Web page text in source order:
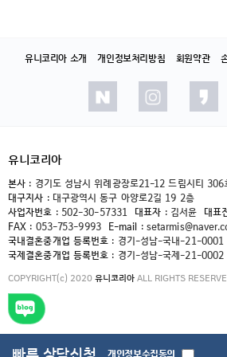
개인정보수집동의
유니코리아 소개 개인정보처리방침 회원약관
유니코리아
본사 : 경기도 성남시 위례광장로21-12 드림시티 306
대구지사 : 대구광역시 동구 아양로2길 19 2층
사업자번호 : 502-30-57331 대표자 : 김서윤 대표
FAX : 053-753-9993 E-mail :
국내결혼중개업 등록번호 : 경기-성남-국내-21-0001
국제결혼중개업 등록번호 : 경기-성남-국제-21-0002
COPYRIGHT(c) 2020 유니코리아 ALL RIGHTS